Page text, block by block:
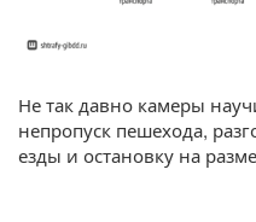
Не так давно камеры
непропуск пешехода,
езды и остановку на